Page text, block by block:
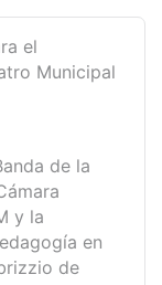
el
Municipal
de la
y la
en
de